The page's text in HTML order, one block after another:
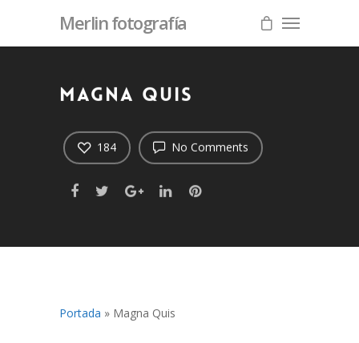
Merlin fotografía
Magna Quis
No Comments
184
Portada » Magna Quis